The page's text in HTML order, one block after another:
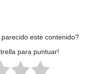
este contenido?
para puntuar!